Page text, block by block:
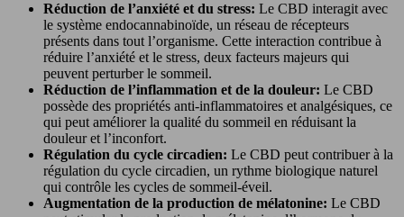
Réduction de l’anxiété et du stress: Le CBD interagit avec
le système endocannabinoïde, un réseau de récepteurs
présents dans tout l’organisme. Cette interaction contribue à
réduire l’anxiété et le stress, deux facteurs majeurs qui
peuvent perturber le sommeil.
Réduction de l’inflammation et de la douleur: Le CBD
possède des propriétés anti-inflammatoires et analgésiques, ce
qui peut améliorer la qualité du sommeil en réduisant la
douleur et l’inconfort.
Régulation du cycle circadien: Le CBD peut contribuer à la
régulation du cycle circadien, un rythme biologique naturel
qui contrôle les cycles de sommeil-éveil.
Augmentation de la production de mélatonine: Le CBD